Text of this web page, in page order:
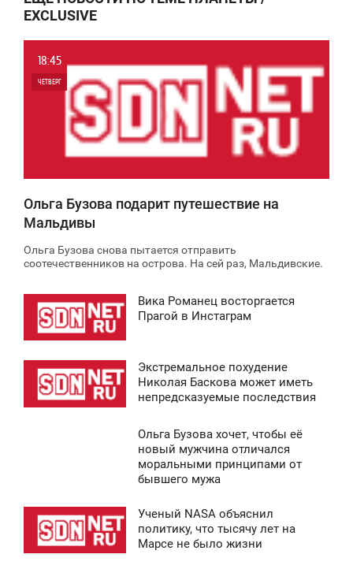
EXCLUSIVE
18:45
ЧЕТВЕРГ
Ольга Бузова подарит путешествие на
Мальдивы
Ольга Бузова снова пытается отправить
соотечественников на острова. На сей раз, Мальдивские.
Вика Романец восторгается
Прагой в Инстаграм
Экстремальное похудение
Николая Баскова может иметь
непредсказуемые последствия
Ольга Бузова хочет, чтобы её
новый мужчина отличался
моральными принципами от
бывшего мужа
Ученый NASA объяснил
политику, что тысячу лет на
Марсе не было жизни